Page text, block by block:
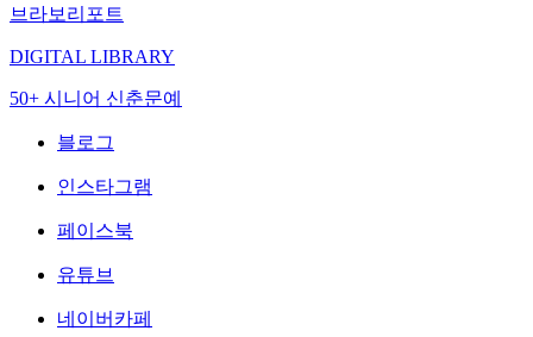
브라보리포트
DIGITAL LIBRARY
50+ 시니어 신춘문예
블로그
인스타그램
페이스북
유튜브
네이버카페